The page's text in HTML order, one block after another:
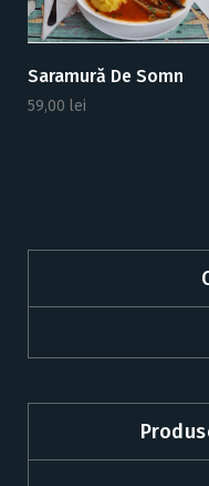
Saramură De Somn
59,00 lei